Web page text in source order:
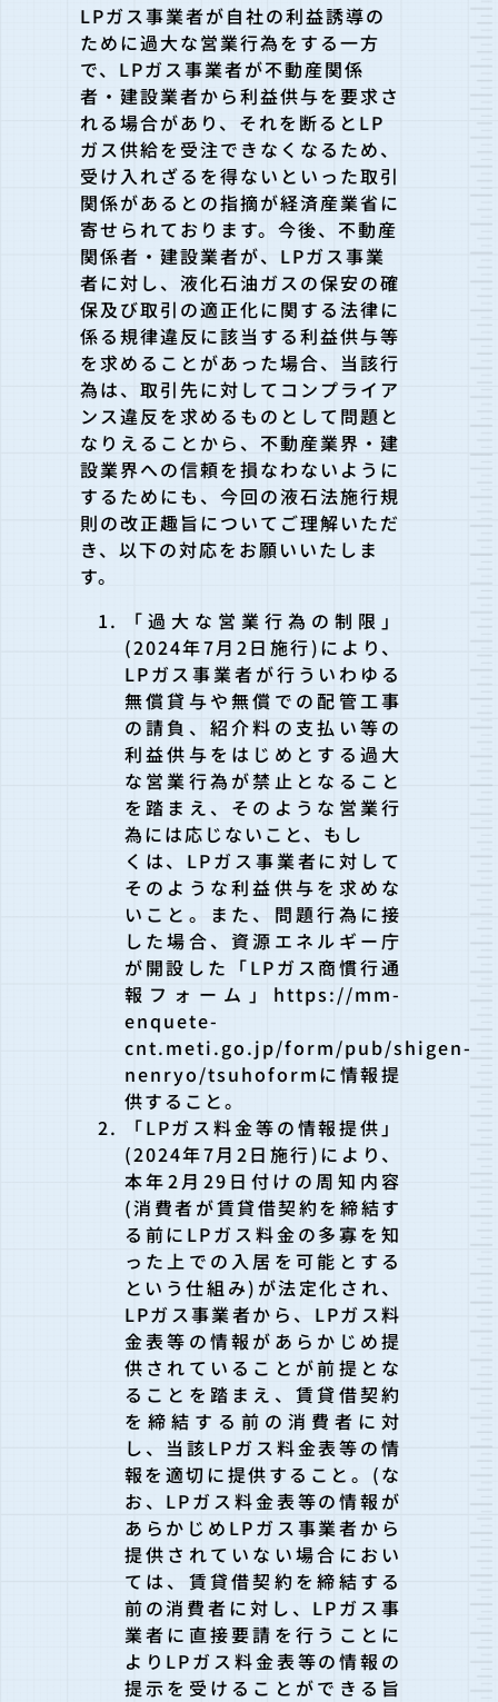
LPガス事業者が自社の利益誘導の
ために過大な営業行為をする一方
で、LPガス事業者が不動産関係
者・建設業者から利益供与を要求さ
れる場合があり、それを断るとLP
ガス供給を受注できなくなるため、
受け入れざるを得ないといった取引
関係があるとの指摘が経済産業省に
寄せられております。今後、不動産
関係者・建設業者が、LPガス事業
者に対し、液化石油ガスの保安の確
保及び取引の適正化に関する法律に
係る規律違反に該当する利益供与等
を求めることがあった場合、当該行
為は、取引先に対してコンプライア
ンス違反を求めるものとして問題と
なりえることから、不動産業界・建
設業界への信頼を損なわないように
するためにも、今回の液石法施行規
則の改正趣旨についてご理解いただ
き、以下の対応をお願いいたしま
す。
「過大な営業行為の制限」
(2024年7月2日施行)により、
LPガス事業者が行ういわゆる
無償貸与や無償での配管工事
の請負、紹介料の支払い等の
利益供与をはじめとする過大
な営業行為が禁止となること
を踏まえ、そのような営業行
為には応じないこと、もし
くは、LPガス事業者に対して
そのような利益供与を求めな
いこと。また、問題行為に接
した場合、資源エネルギー庁
が開設した「LPガス商慣行通
報フォーム」https://mm-
enquete-
cnt.meti.go.jp/form/pub/shigen-
nenryo/tsuhoformに情報提
供すること。
「LPガス料金等の情報提供」
(2024年7月2日施行)により、
本年2月29日付けの周知内容
(消費者が賃貸借契約を締結す
る前にLPガス料金の多寡を知
った上での入居を可能とする
という仕組み)が法定化され、
LPガス事業者から、LPガス料
金表等の情報があらかじめ提
供されていることが前提とな
ることを踏まえ、賃貸借契約
を締結する前の消費者に対
し、当該LPガス料金表等の情
報を適切に提供すること。(な
お、LPガス料金表等の情報が
あらかじめLPガス事業者から
提供されていない場合におい
ては、賃貸借契約を締結する
前の消費者に対し、LPガス事
業者に直接要請を行うことに
よりLPガス料金表等の情報の
提示を受けることができる旨